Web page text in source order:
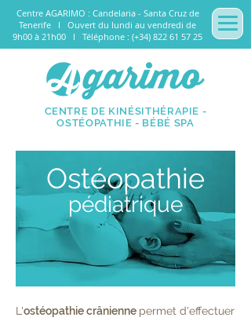
CENTRE DE KINÉSITHÉRAPIE -
OSTÉOPATHIE - BÉBÉ SPA
Centre AGARIMO : Candelaria - Santa Cruz de
Tenerife I Ouvert du lundi au vendredi de
9h00 à 21h00 I Téléphone : (+34) 822 61 57 25
Ostéopathie
pédiatrique
L'ostéopathie crânienne permet d'effectuer